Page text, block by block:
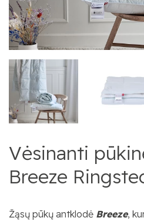
Natūralaus pluošto
Antialerginės
Vėsinanti
Breeze
Žąsų pūkų antklodė Breeze,